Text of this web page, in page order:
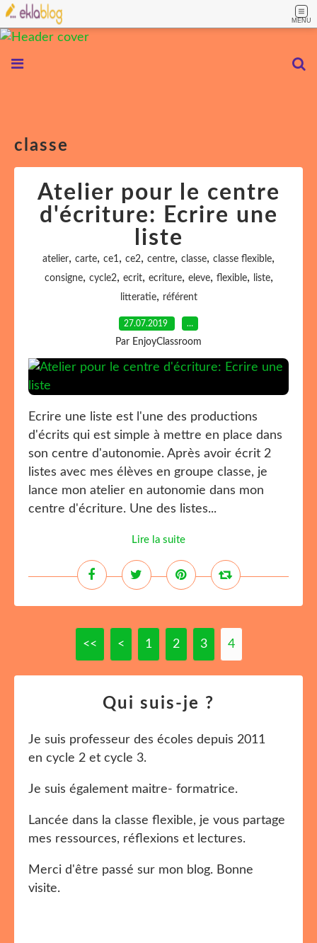
MENU
classe
Atelier pour le centre
d'écriture: Ecrire une
liste
atelier, carte, ce1, ce2, centre, classe, classe flexible,
consigne, cycle2, ecrit, ecriture, eleve, flexible, liste,
litteratie, référent
27.07.2019 …
Par EnjoyClassroom
Ecrire une liste est l'une des productions
d'écrits qui est simple à mettre en place dans
son centre d'autonomie. Après avoir écrit 2
listes avec mes élèves en groupe classe, je
lance mon atelier en autonomie dans mon
centre d'écriture. Une des listes...
Lire la suite
<< < 1 2 3 4
Qui suis-je ?
Je suis professeur des écoles depuis 2011
en cycle 2 et cycle 3.
Je suis également maitre- formatrice.
Lancée dans la classe flexible, je vous partage
mes ressources, réflexions et lectures.
Merci d'être passé sur mon blog. Bonne
visite.